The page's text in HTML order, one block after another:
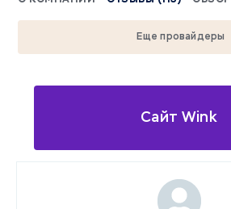
Еще провайдеры
Сайт Wink